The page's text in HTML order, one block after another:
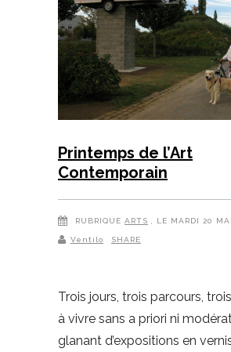
Printemps de l’Art
Contemporain
RUBRIQUE ARTS , LE MARDI 20
Ventilo SHARE
Trois jours, trois parcours,
à vivre sans a priori ni
glanant d’expositions en